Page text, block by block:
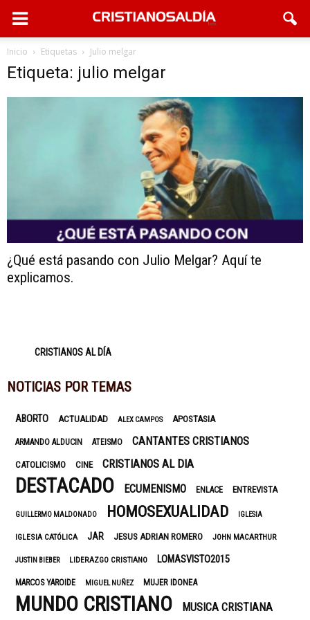
Inicio Etiquetas Julio melgar
Etiqueta: julio melgar
¿Qué está pasando con Julio Melgar? Aquí te
explicamos.
CRISTIANOS AL DÍA
NOTICIAS POR TEMAS
ABORTO ACTUALIDAD ALEX CAMPOS APOSTASIA
ARMANDO ALDUCIN ATEISMO CANTANTES CRISTIANOS
CATOLICISMO CINE CRISTIANOS AL DIA
DESTACADO ECUMENISMO ENLACE ENTREVISTA
GUILLERMO MALDONADO HOMOSEXUALIDAD IGLESIA
IGLESIA CATÓLICA JAR JESUS ADRIAN ROMERO JOHN MACARTHUR
JUSTIN BIEBER LIDERAZGO CRISTIANO LOMASVISTO2015
MARCOS YAROIDE MIGUEL NUÑEZ MUJER IDONEA
MUNDO CRISTIANO MUSICA CRISTIANA